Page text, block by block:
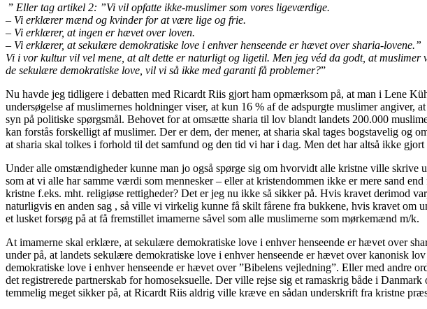
” Eller tag artikel 2: ”Vi vil opfatte ikke-muslimer som vores ligeværdige.
– Vi erklærer mænd og kvinder for at være lige og frie.
– Vi erklærer, at ingen er hævet over loven.
– Vi erklærer, at sekulære demokratiske love i enhver henseende er hævet over sharia-lovene.”
Vi i vor kultur vil vel mene, at alt dette er naturligt og ligetil. Men jeg véd da godt, at
de sekulære demokratiske love, vil vi så ikke med garanti få problemer?”
Nu havde jeg tidligere i debatten med Ricardt Riis gjort ham opmærksom på, at man i Lene
undersøgelse af muslimernes holdninger viser, at kun 16 % af de adspurgte muslimer
syn på politiske spørgsmål. Behovet for at omsætte sharia til lov blandt landets 200.000
kan forstås forskelligt af muslimer. Der er dem, der mener, at sharia skal tages bogstavelig og
at sharia skal tolkes i forhold til det samfund og den tid vi har i dag. Men det har altså ikke
Under alle omstændigheder kunne man jo også spørge sig om hvorvidt alle kristne ville
som at vi alle har samme værdi som mennesker – eller at kristendommen ikke er mere sand
kristne f.eks. mht. religiøse rettigheder? Det er jeg nu ikke så sikker på. Hvis kravet derimod
naturligvis en anden sag , så ville vi virkelig kunne få skilt fårene fra bukkene, hvis kravet om
et lusket forsøg på at få fremstillet imamerne såvel som alle muslimerne som mørkemænd m/k.
At imamerne skal erklære, at sekulære demokratiske love i enhver henseende er hævet over
under på, at landets sekulære demokratiske love i enhver henseende er hævet over kanonisk
demokratiske love i enhver henseende er hævet over ”Bibelens vejledning”. Eller med andre
det registrerede partnerskab for homoseksuelle. Der ville rejse sig et ramaskrig både i
temmelig meget sikker på, at Ricardt Riis aldrig ville kræve en sådan underskrift fra kristne